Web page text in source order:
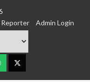
Admin Login
Twitter